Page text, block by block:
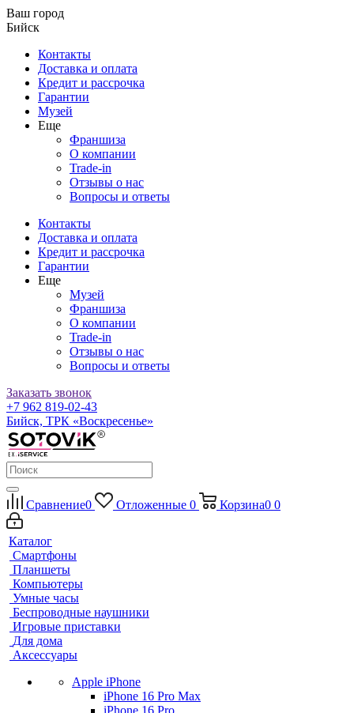
Ваш город
Бийск
Контакты
Доставка и оплата
Кредит и рассрочка
Гарантии
Музей
Еще
Франшиза
О компании
Trade-in
Отзывы о нас
Вопросы и ответы
Контакты
Доставка и оплата
Кредит и рассрочка
Гарантии
Еще
Музей
Франшиза
О компании
Trade-in
Отзывы о нас
Вопросы и ответы
Заказать звонок
+7 962 819-02-43
Бийск, ТРК «Воскресенье»
Сравнение0 Отложенные 0 Корзина0 0
Каталог
Смартфоны
Планшеты
Компьютеры
Умные часы
Беспроводные наушники
Игровые приставки
Для дома
Аксессуары
Apple iPhone
iPhone 16 Pro Max
iPhone 16 Pro